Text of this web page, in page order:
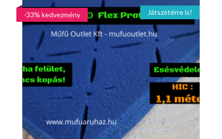
11.990 Ft.5.990 Ft.
Játszótérre is!
-33% kedvezmény